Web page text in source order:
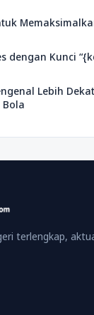
dengan Kunci
Lebih
terlengkap,